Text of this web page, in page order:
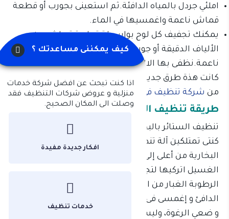
املئي جردل بالمياه الدافئة.ثم استعينى بجورب أو قطعة
قماش ناعمة واغمسيها في الماء.
يمكنك تجفيف كل لوح بواسطة قطعة قماش من
الألياف الدقيقة أو جورب جاف أو خرقة قطنية
ناعمة.نظفى بها الالواح بعد تثبيتها بحركات دائرية.
كانت هذة طرق جديدة لتنظيف الستائر بانواعها مقدمة
من شركة تنظيف في ابوطبي
طريقة تنظيف الستائر بدون فكها
تنظيف الستائر بالبخار و إزالة الروائح مهمة سهلة إذا
كنتى تمتلكين آلة تنظيف بالبخار.وذلك بتمرير رأس الآلة
البخارية من أعلى إلى أسفل.الاهم من ذلك كلة بعد
الغسيل اتركيها لتجف دون فتح النوافذ، حتى لا تجذب
الرطوبة الغبار من الخارج. امزجى سائل الجلي بالماء
الدافئ و إغمسى فى المزيج إسفنجة نظيفة، و اعصريها
و ضعي الرغوة، وليس السائل على البقعة المراد إزالتها
كيف يمكننى مساعدتك ؟
اذا كنت تبحث عن افضل شركة خدمات
منزلية و عروض شركات التنظيف فقد
وصلت الى المكان الصحيح.
افكار جديدة مفيدة
خدمات تنظيف